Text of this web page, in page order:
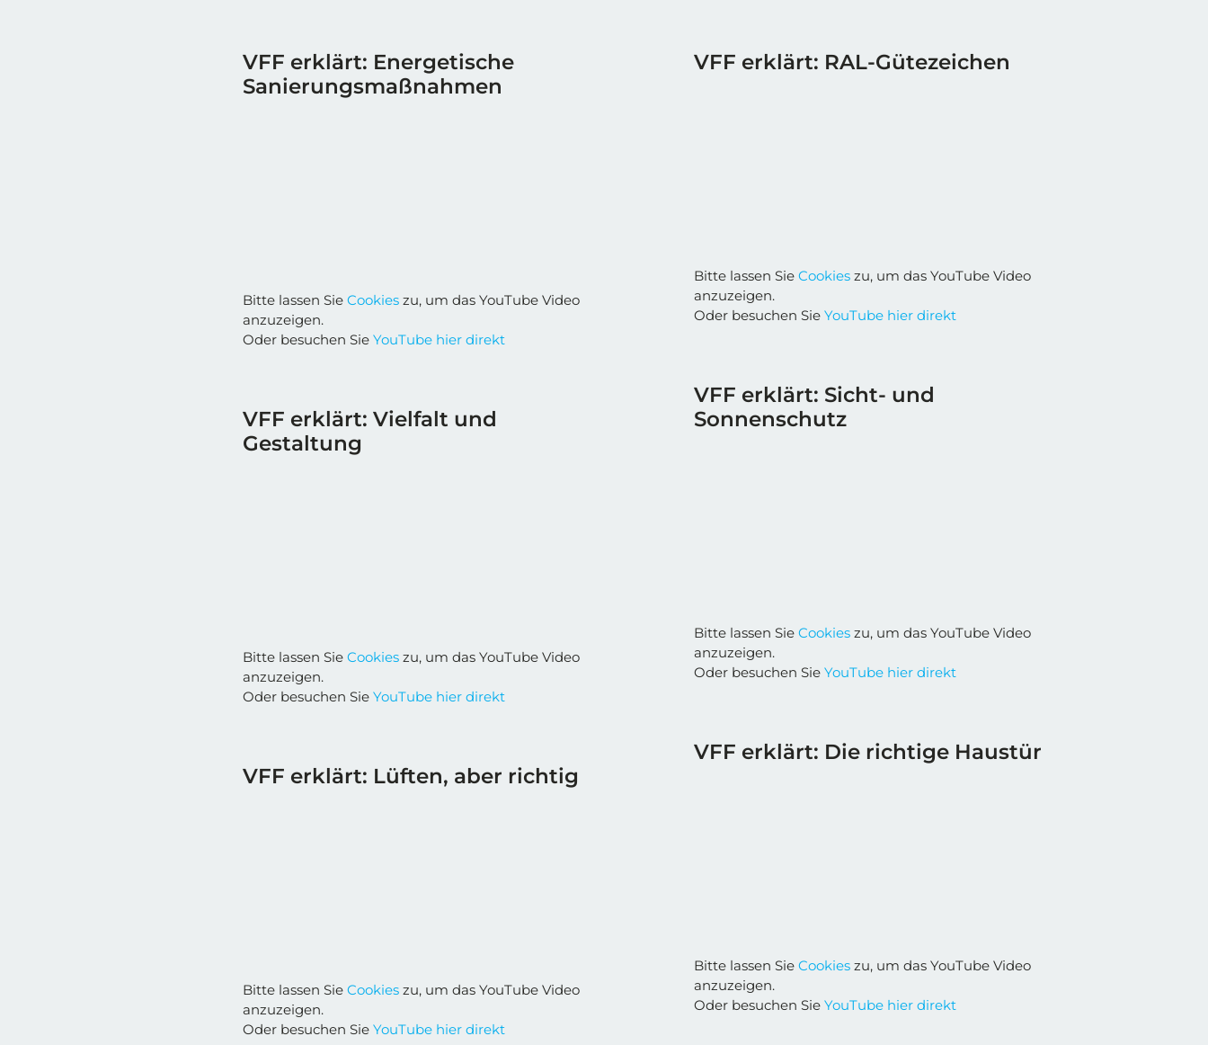
VFF erklärt: Energetische
Sanierungsmaßnahmen
Bitte lassen Sie Cookies zu, um das YouTube Video
anzuzeigen.
Oder besuchen Sie YouTube hier direkt
VFF erklärt: RAL-Gütezeichen
Bitte lassen Sie Cookies zu, um das YouTube Video
anzuzeigen.
Oder besuchen Sie YouTube hier direkt
VFF erklärt: Sicht- und
Sonnenschutz
Bitte lassen Sie Cookies zu, um das YouTube Video
anzuzeigen.
Oder besuchen Sie YouTube hier direkt
VFF erklärt: Vielfalt und
Gestaltung
Bitte lassen Sie Cookies zu, um das YouTube Video
anzuzeigen.
Oder besuchen Sie YouTube hier direkt
VFF erklärt: Die richtige Haustür
Bitte lassen Sie Cookies zu, um das YouTube Video
anzuzeigen.
Oder besuchen Sie YouTube hier direkt
VFF erklärt: Lüften, aber richtig
Bitte lassen Sie Cookies zu, um das YouTube Video
anzuzeigen.
Oder besuchen Sie YouTube hier direkt